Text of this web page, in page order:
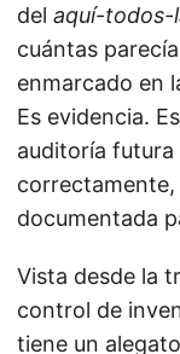
del aquí-todos-
cuántas
enmarcado en
Es evidencia.
auditoría futura
correctamente,
documentada
Vista desde la
control de
tiene un